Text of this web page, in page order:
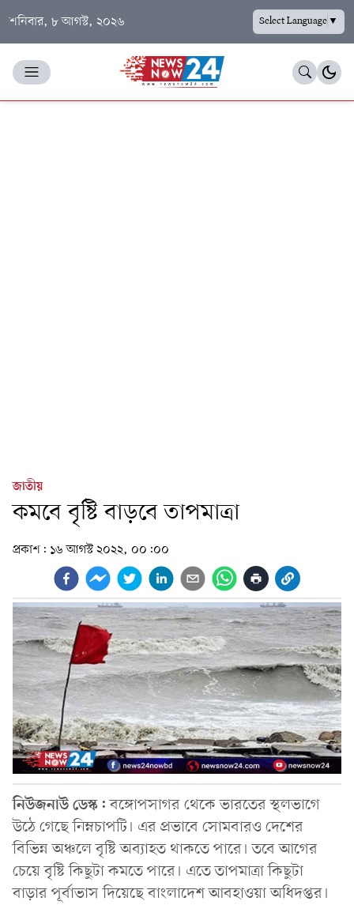
শনিবার, ৮ আগস্ট, ২০২৬ Select Language▼
জাতীয়
কমবে বৃষ্টি বাড়বে তাপমাত্রা
প্রকাশ: ১৬ আগস্ট ২০২২, ০০:০০
নিউজনাউ ডেস্ক:বঙ্গোপসাগর থেকে ভারতের স্থলভাগে
উঠে গেছে নিম্নচাপটি। এর প্রভাবে সোমবারও দেশের
বিভিন্ন অঞ্চলে বৃষ্টি অব্যাহত থাকতে পারে। তবে আগের
চেয়ে বৃষ্টি কিছুটা কমতে পারে। এতে তাপমাত্রা কিছুটা
বাড়ার পূর্বাভাস দিয়েছে বাংলাদেশ আবহাওয়া অধিদপ্তর।